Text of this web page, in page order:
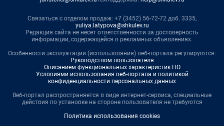
Связаться с отделом продаж: +7 (3452) 56-72-72 доб. 3335,
yuliya.latypova@shkulev.ru
Редакция сайта не несет ответственности за достоверность
информации, содержащейся в рекламных объявлениях.
Особенности эксплуатации (использования) веб-портала регулируются:
Руководством пользователя
Описанием функциональных характеристик ПО
Условиями использования веб-портала и политикой
конфиденциальности персональных данных
Веб-портал распространяется в виде интернет-сервиса, специальные
действия по установке на стороне пользователя не требуются
Политика использования cookies